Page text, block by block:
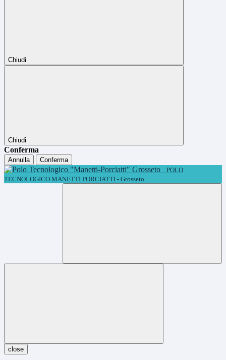
Chiudi
Chiudi
Conferma
Annulla
Conferma
POLO
TECNOLOGICO MANETTI PORCIATTI - Grosseto
close